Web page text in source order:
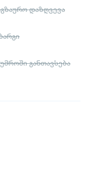
დაზღვევა
განთავსება